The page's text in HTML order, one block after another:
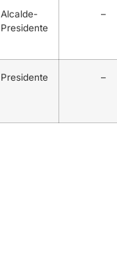
Alcalde-
Presidente
–
Presidente –